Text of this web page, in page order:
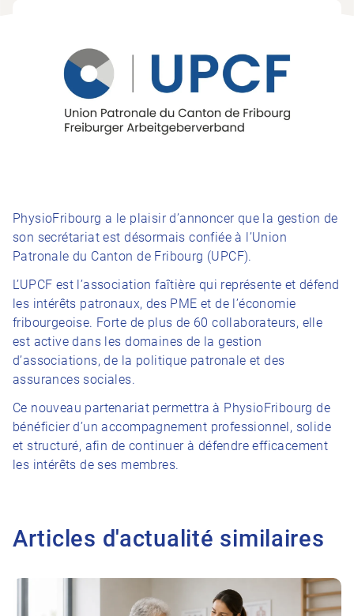
PhysioFribourg a le plaisir d’annoncer que la gestion de
son secrétariat est désormais confiée à l’Union
Patronale du Canton de Fribourg (UPCF).
L’UPCF est l’association faîtière qui représente et défend
les intérêts patronaux, des PME et de l’économie
fribourgeoise. Forte de plus de 60 collaborateurs, elle
est active dans les domaines de la gestion
d’associations, de la politique patronale et des
assurances sociales.
Ce nouveau partenariat permettra à PhysioFribourg de
bénéficier d’un accompagnement professionnel, solide
et structuré, afin de continuer à défendre efficacement
les intérêts de ses membres.
Articles d'actualité similaires